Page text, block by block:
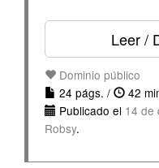
Leer /
Dominio público
24 págs. /
42
Publicado el 14 de
Robsy.